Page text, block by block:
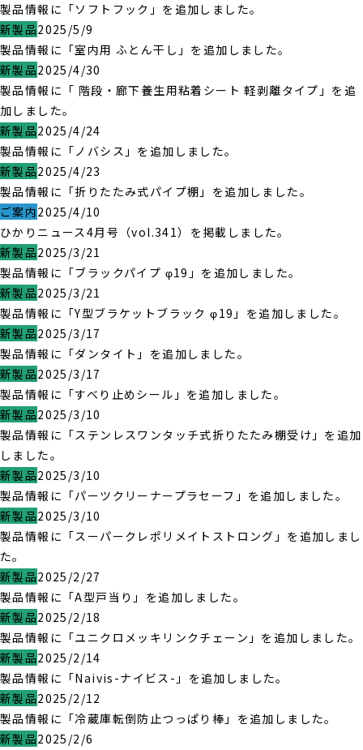
製品情報に「ソフトフック」を追加しました。
新製品2025/5/9
製品情報に「室内用 ふとん干し」を追加しました。
新製品2025/4/30
製品情報に「 階段・廊下養生用粘着シート 軽剥離タイプ」を追
加しました。
新製品2025/4/24
製品情報に「ノバシス」を追加しました。
新製品2025/4/23
製品情報に「折りたたみ式パイプ棚」を追加しました。
ご案内2025/4/10
ひかりニュース4月号（vol.341）を掲載しました。
新製品2025/3/21
製品情報に「ブラックパイプ φ19」を追加しました。
新製品2025/3/21
製品情報に「Y型ブラケットブラック φ19」を追加しました。
新製品2025/3/17
製品情報に「ダンタイト」を追加しました。
新製品2025/3/17
製品情報に「すべり止めシール」を追加しました。
新製品2025/3/10
製品情報に「ステンレスワンタッチ式折りたたみ棚受け」を追加
しました。
新製品2025/3/10
製品情報に「パーツクリーナープラセーフ」を追加しました。
新製品2025/3/10
製品情報に「スーパークレポリメイトストロング」を追加しまし
た。
新製品2025/2/27
製品情報に「A型戸当り」を追加しました。
新製品2025/2/18
製品情報に「ユニクロメッキリンクチェーン」を追加しました。
新製品2025/2/14
製品情報に「Naivis-ナイビス-」を追加しました。
新製品2025/2/12
製品情報に「冷蔵庫転倒防止つっぱり棒」を追加しました。
新製品2025/2/6